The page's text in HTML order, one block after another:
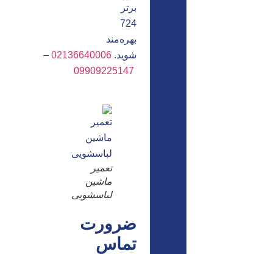
برتر
724
بهره‌مند
شوید. 02136640006
–
09909225147
تعمیر
ماشین
لباسشویی
ضرورت
تماس